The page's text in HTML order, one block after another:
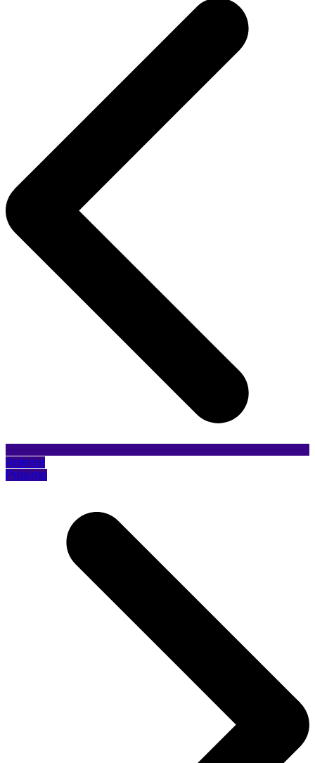
Anterior
Próximo